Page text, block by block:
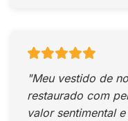
"Meu vestido de
restaurado com
valor sentimental